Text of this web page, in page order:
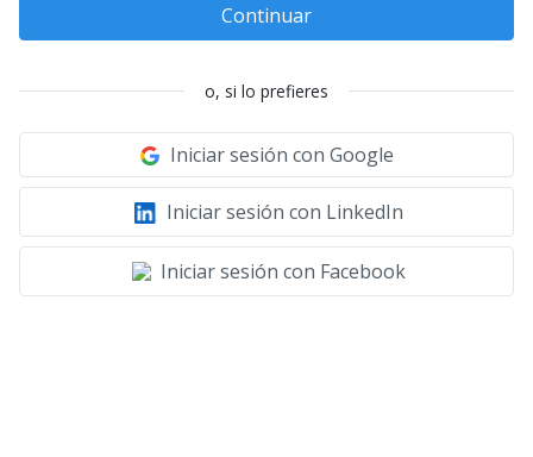
Continuar
o, si lo prefieres
Iniciar sesión con Google
Iniciar sesión con LinkedIn
Iniciar sesión con Facebook